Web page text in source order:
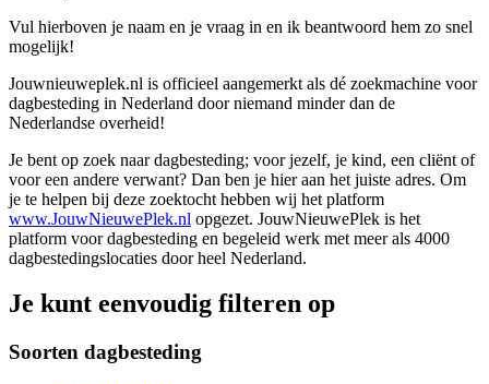
Vul hierboven je naam en je vraag in en ik beantwoord hem zo snel
mogelijk!
Jouwnieuweplek.nl is officieel aangemerkt als dé zoekmachine voor
dagbesteding in Nederland door niemand minder dan de
Nederlandse overheid!
Je bent op zoek naar dagbesteding; voor jezelf, je kind, een cliënt of
voor een andere verwant? Dan ben je hier aan het juiste adres. Om
je te helpen bij deze zoektocht hebben wij het platform
www.JouwNieuwePlek.nl opgezet. JouwNieuwePlek is het
platform voor dagbesteding en begeleid werk met meer als 4000
dagbestedingslocaties door heel Nederland.
Je kunt eenvoudig filteren op
Soorten dagbesteding